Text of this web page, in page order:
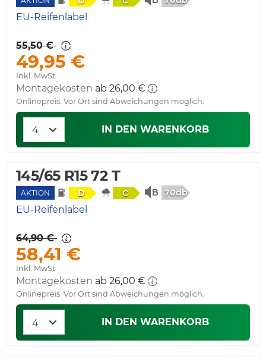
EU-Reifenlabel
55,50 €
49,95 €
Inkl. MwSt.
Montagekosten ab 26,00 €
Onlinepreis. Vor Ort sind Abweichungen möglich.
IN DEN WARENKORB
145/65 R15 72 T
AKTION D C 70db
EU-Reifenlabel
64,90 €
58,41 €
Inkl. MwSt.
Montagekosten ab 26,00 €
Onlinepreis. Vor Ort sind Abweichungen möglich.
IN DEN WARENKORB